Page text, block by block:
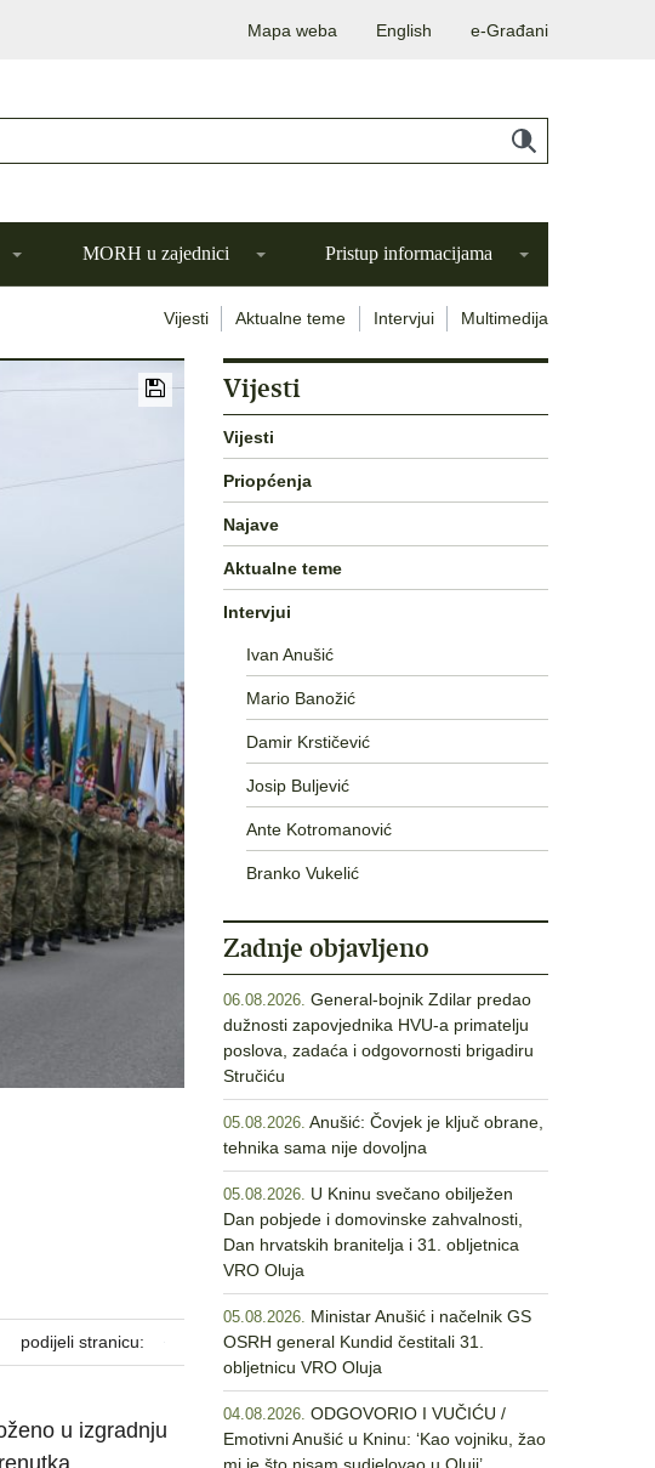
Mapa weba English e-Građani
MORH u zajednici Pristup informacijama
Vijesti Aktualne teme Intervjui Multimedija
podijeli stranicu:
u izgradnju
Vijesti
Vijesti
Priopćenja
Najave
Aktualne teme
Intervjui
Ivan Anušić
Mario Banožić
Damir Krstičević
Josip Buljević
Ante Kotromanović
Branko Vukelić
Zadnje objavljeno
06.08.2026. General-bojnik Zdilar predao
dužnosti zapovjednika HVU-a primatelju
poslova, zadaća i odgovornosti brigadiru
Stručiću
05.08.2026. Anušić: Čovjek je ključ obrane,
tehnika sama nije dovoljna
05.08.2026. U Kninu svečano obilježen
Dan pobjede i domovinske zahvalnosti,
Dan hrvatskih branitelja i 31. obljetnica
VRO Oluja
05.08.2026. Ministar Anušić i načelnik GS
OSRH general Kundid čestitali 31.
obljetnicu VRO Oluja
04.08.2026. ODGOVORIO I VUČIĆU /
Emotivni Anušić u Kninu: ‘Kao vojniku, žao